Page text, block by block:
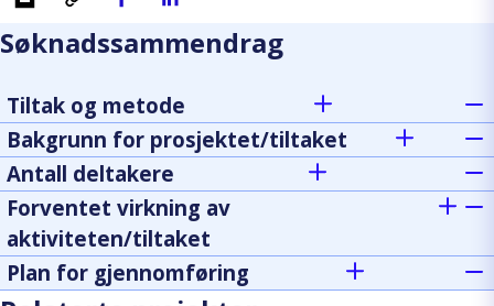
Søknadssammendrag
Tiltak og metode
Bakgrunn for prosjektet/tiltaket
Antall deltakere
Forventet virkning av
aktiviteten/tiltaket
Plan for gjennomføring